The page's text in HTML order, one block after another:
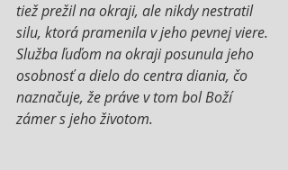
tiež prežil na okraji, ale nikdy nestratil
silu, ktorá pramenila v jeho pevnej viere.
Služba ľuďom na okraji posunula jeho
osobnosť a dielo do centra diania, čo
naznačuje, že práve v tom bol Boží
zámer s jeho životom.